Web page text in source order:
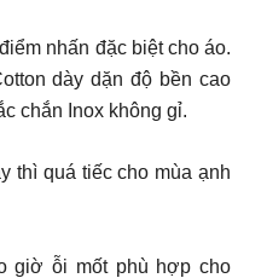
nhấn đặc biệt cho áo.
dày dặn độ bền cao
chắn Inox không gỉ.
thì quá tiếc cho mùa ạnh
giờ ỗi mốt phù hợp cho